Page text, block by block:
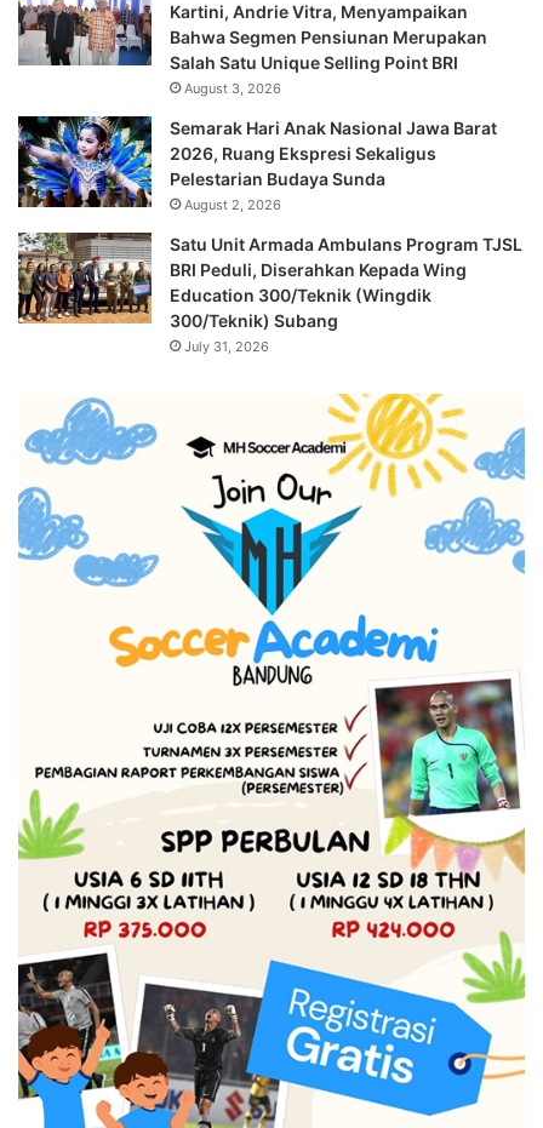
Kartini, Andrie Vitra, Menyampaikan
Bahwa Segmen Pensiunan Merupakan
Salah Satu Unique Selling Point BRI
August 3, 2026
Semarak Hari Anak Nasional Jawa Barat
2026, Ruang Ekspresi Sekaligus
Pelestarian Budaya Sunda
August 2, 2026
Satu Unit Armada Ambulans Program TJSL
BRI Peduli, Diserahkan Kepada Wing
Education 300/Teknik (Wingdik
300/Teknik) Subang
July 31, 2026